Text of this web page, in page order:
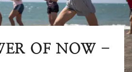
OF NOW -